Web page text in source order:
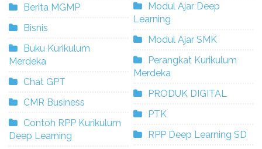
Berita MGMP
Bisnis
Buku Kurikulum
Merdeka
Chat GPT
CMR Business
Contoh RPP Kurikulum
Deep Learning
Modul Ajar Deep
Learning
Modul Ajar SMK
Perangkat Kurikulum
Merdeka
PRODUK DIGITAL
PTK
RPP Deep Learning SD